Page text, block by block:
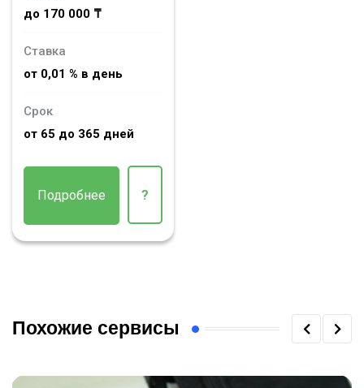
до 170 000 ₸
Ставка
от 0,01 % в день
Срок
от 65 до 365 дней
Подробнее ?
Похожие сервисы